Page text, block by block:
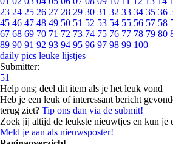
23 24 25 26 27 28 29 30 31 32 33 34 35 36
45 46 47 48 49 50 51 52 53 54 55 56 57 58
67 68 69 70 71 72 73 74 75 76 77 78 79 80
89 90 91 92 93 94 95 96 97 98 99 100
daily pics leuke lijstjes
Submitter:
51
Help ons; deel dit item als je het leuk vond
Heb je een leuk of interessant bericht
terug ziet? Tip ons dan via de submit!
Zoek jij altijd de leukste nieuwtjes en kun je
Meld je aan als nieuwsposter!